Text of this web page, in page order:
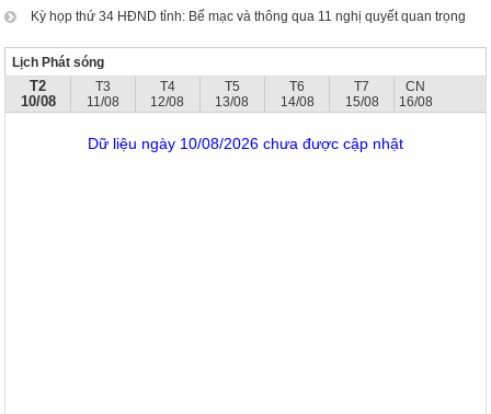
Kỳ họp thứ 34 HĐND tỉnh: Bế mạc và thông qua 11 nghị quyết quan trọng
Lịch Phát sóng
T2
10/08
T3
11/08
T4
12/08
T5
13/08
T6
14/08
T7
15/08
CN
16/08
Dữ liệu ngày 10/08/2026 chưa được cập nhật